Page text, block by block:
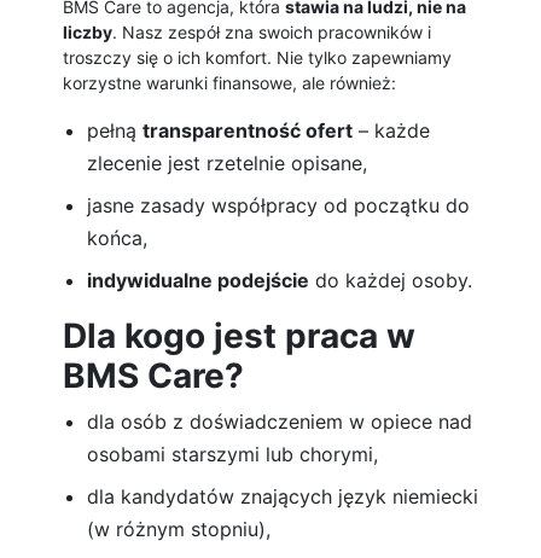
BMS Care to agencja, która stawia na ludzi, nie na
liczby. Nasz zespół zna swoich pracowników i
troszczy się o ich komfort. Nie tylko zapewniamy
korzystne warunki finansowe, ale również:
pełną transparentność ofert – każde
zlecenie jest rzetelnie opisane,
jasne zasady współpracy od początku do
końca,
indywidualne podejście do każdej osoby.
Dla kogo jest praca w
BMS Care?
dla osób z doświadczeniem w opiece nad
osobami starszymi lub chorymi,
dla kandydatów znających język niemiecki
(w różnym stopniu),